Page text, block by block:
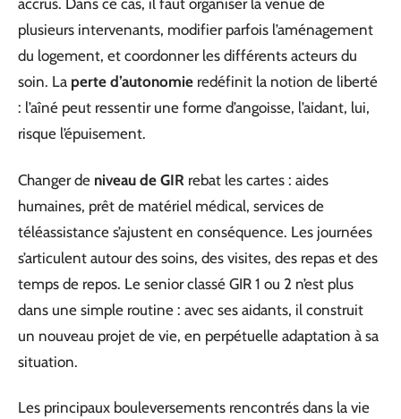
accrus. Dans ce cas, il faut organiser la venue de
plusieurs intervenants, modifier parfois l’aménagement
du logement, et coordonner les différents acteurs du
soin. La perte d’autonomie redéfinit la notion de liberté
: l’aîné peut ressentir une forme d’angoisse, l’aidant, lui,
risque l’épuisement.
Changer de niveau de GIR rebat les cartes : aides
humaines, prêt de matériel médical, services de
téléassistance s’ajustent en conséquence. Les journées
s’articulent autour des soins, des visites, des repas et des
temps de repos. Le senior classé GIR 1 ou 2 n’est plus
dans une simple routine : avec ses aidants, il construit
un nouveau projet de vie, en perpétuelle adaptation à sa
situation.
Les principaux bouleversements rencontrés dans la vie